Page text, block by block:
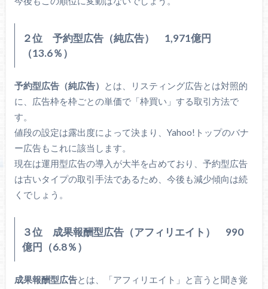
２位 予約型広告（純広告） 1,971億円
（13.6％）
予約型広告（純広告）
とは、リスティング広告とは対照的
に、広告枠を枠ごとの単価で「枠買い」する取引方法で
す。
値段の設定は露出度によって決まり、Yahoo!トップのバナ
ー広告もこれに該当します。
現在は運用型広告の導入が大半を占めており、予約型広告
は古いタイプの取引手法であるため、今後も減少傾向は続
くでしょう。
３位 成果報酬型広告（アフィリエイト） 990
億円（6.8％）
成果報酬型広告とは、「アフィリエイト」と言うと聞き覚